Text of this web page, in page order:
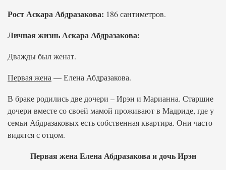
Рост Аскара Абдразакова: 186 сантиметров.
Личная жизнь Аскара Абдразакова:
Дважды был женат.
Первая жена — Елена Абдразакова.
В браке родились две дочери – Ирэн и Марианна. Старшие
дочери вместе со своей мамой проживают в Мадриде, где у
семьи Абдразаковых есть собственная квартира. Они часто
видятся с отцом.
Первая жена Елена Абдразакова и дочь Ирэн